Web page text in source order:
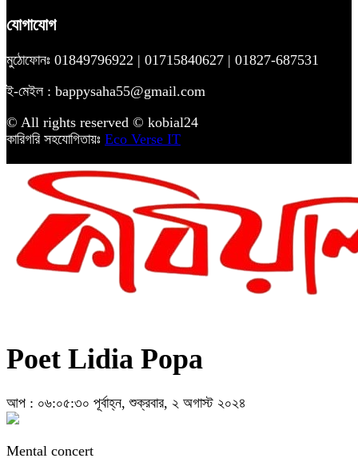
যোগাযোগ
মুঠোফোনঃ 01849796922 | 01715840627 | 01827-687531
ই-মেইল : bappysaha55@gmail.com
© All rights reserved © kobial24
কারিগরি সহযোগিতায়ঃ Eco Verse IT
Poet Lidia Popa
আপ : ০৬:০৫:৩০ পূর্বাহ্ন, শুক্রবার, ২ অগাস্ট ২০২৪
Mental concert